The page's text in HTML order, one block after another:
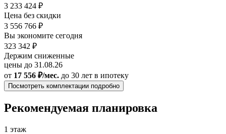
3 233 424 ₽
Цена без скидки
3 556 766 ₽
Вы экономите сегодня
323 342 ₽
Держим сниженные
цены до 31.08.26
от 17 556 ₽/мес. до 30 лет в ипотеку
Посмотреть комплектации подробно
Рекомендуемая планировка
1 этаж